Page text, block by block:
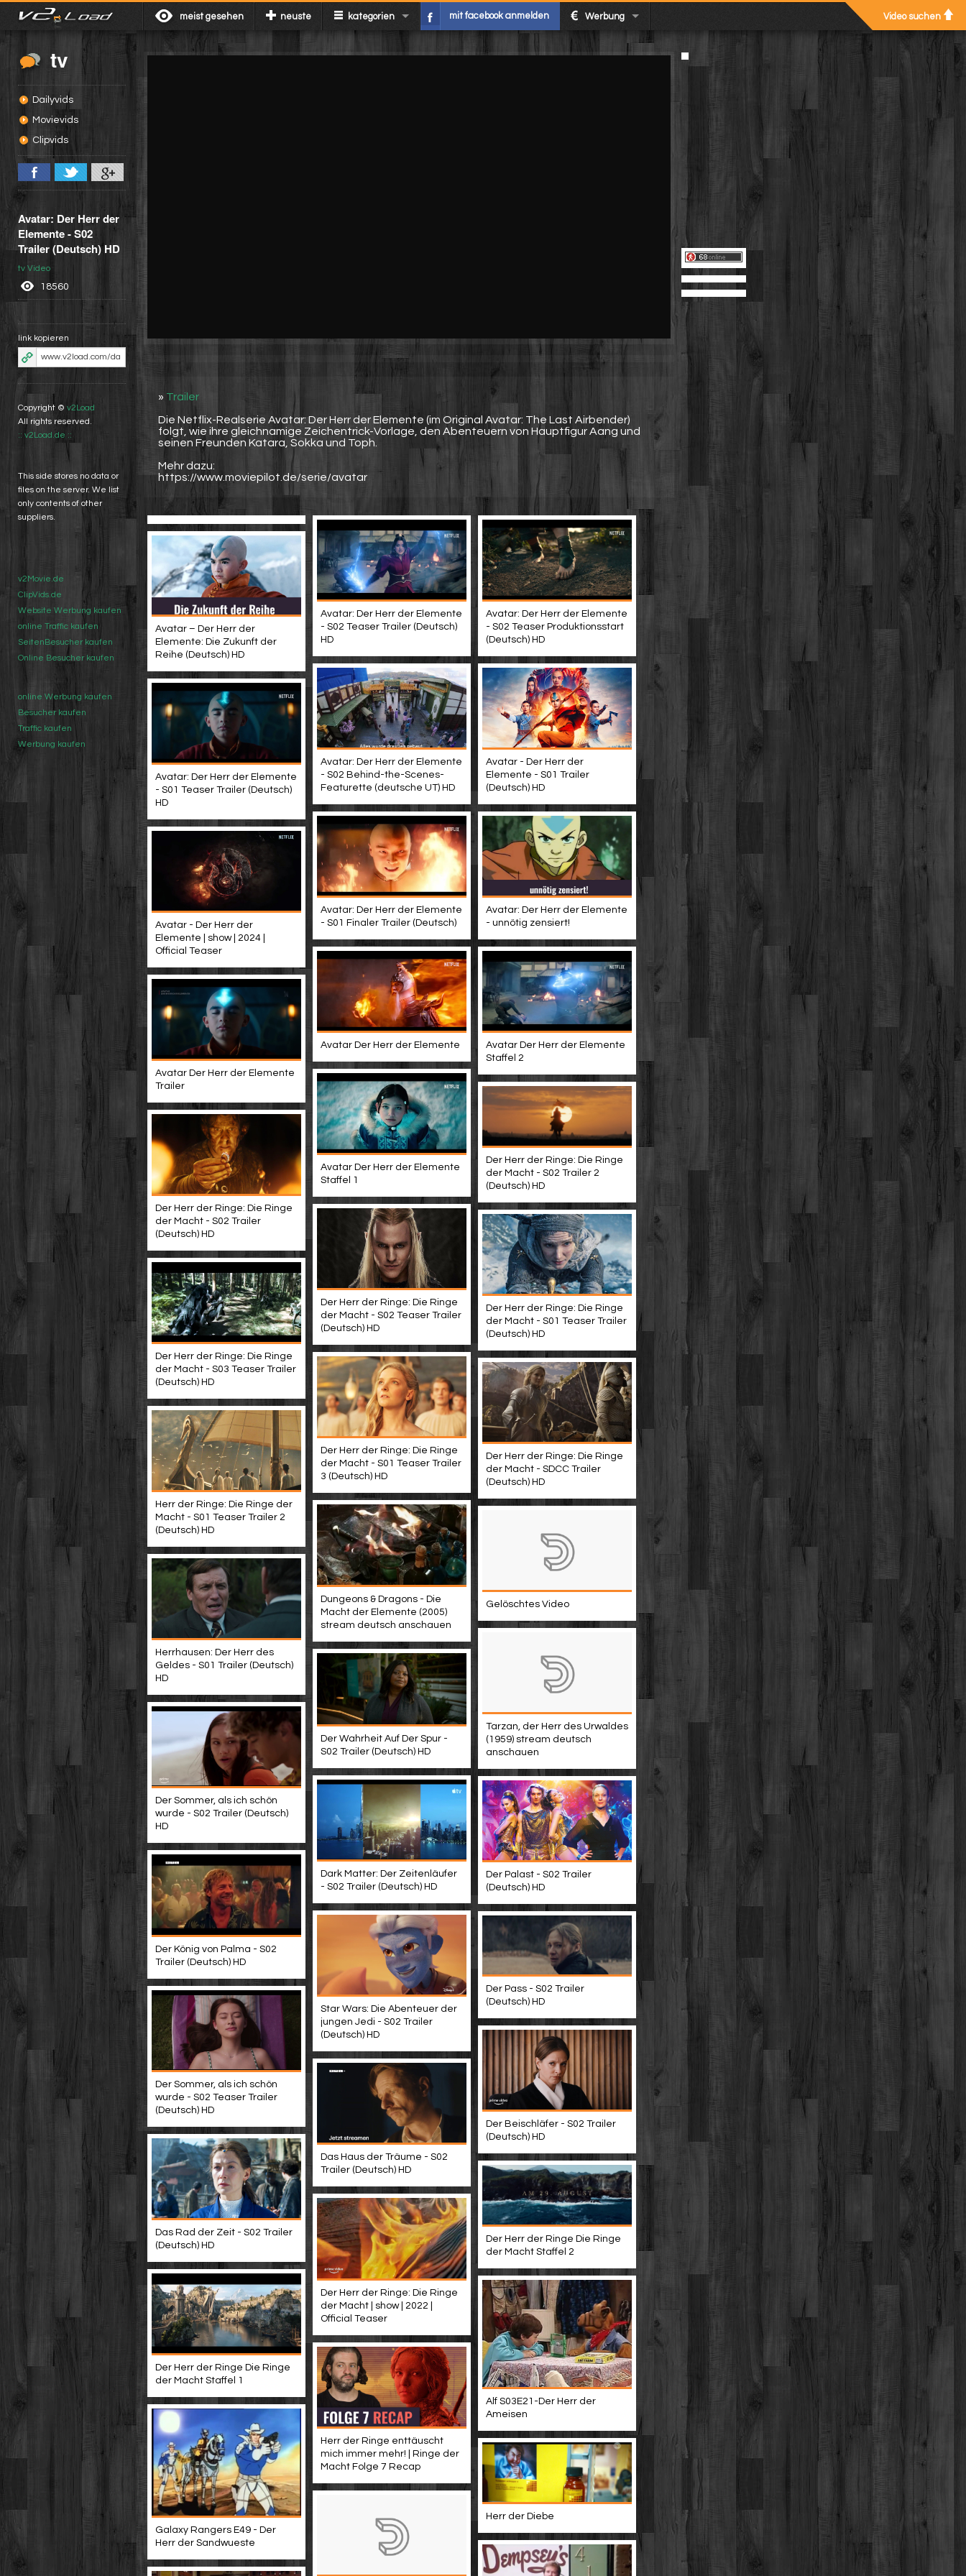
meist gesehen neuste kategorien mit facebook anmelden Werbung Video suchen
tv
Dailyvids
Movievids
Clipvids
Avatar: Der Herr der
Elemente - S02
Trailer (Deutsch) HD
tv Video
18560
link kopieren
Copyright © v2Load
All rights reserved.
:: v2Load.de ::
This side stores no data or
files on the server. We list
only contents of other
suppliers.
v2Movie.de
ClipVids.de
Website Werbung kaufen
online Traffic kaufen
SeitenBesucher kaufen
Online Besucher kaufen
online Werbung kaufen
Besucher kaufen
Traffic kaufen
Werbung kaufen
» Trailer
Die Netflix-Realserie Avatar: Der Herr der Elemente (im Original Avatar: The Last Airbender)
folgt, wie ihre gleichnamige Zeichentrick-Vorlage, den Abenteuern von Hauptfigur Aang und
seinen Freunden Katara, Sokka und Toph.
Mehr dazu:
https://www.moviepilot.de/serie/avatar
Avatar: Der Herr der Elemente
- S02 Teaser Trailer (Deutsch)
HD
Avatar: Der Herr der Elemente
- S02 Teaser Produktionsstart
(Deutsch) HD
Avatar – Der Herr der
Elemente: Die Zukunft der
Reihe (Deutsch) HD
Avatar: Der Herr der Elemente
- S02 Behind-the-Scenes-
Featurette (deutsche UT) HD
Avatar - Der Herr der
Elemente - S01 Trailer
(Deutsch) HD
Avatar: Der Herr der Elemente
- S01 Teaser Trailer (Deutsch)
HD
Avatar: Der Herr der Elemente
- S01 Finaler Trailer (Deutsch)
Avatar: Der Herr der Elemente
- unnötig zensiert!
Avatar - Der Herr der
Elemente | show | 2024 |
Official Teaser
Avatar Der Herr der Elemente
Avatar Der Herr der Elemente
Staffel 2
Avatar Der Herr der Elemente
Trailer
Avatar Der Herr der Elemente
Staffel 1
Der Herr der Ringe: Die Ringe
der Macht - S02 Trailer 2
(Deutsch) HD
Der Herr der Ringe: Die Ringe
der Macht - S02 Trailer
(Deutsch) HD
Der Herr der Ringe: Die Ringe
der Macht - S02 Teaser Trailer
(Deutsch) HD
Der Herr der Ringe: Die Ringe
der Macht - S01 Teaser Trailer
(Deutsch) HD
Der Herr der Ringe: Die Ringe
der Macht - S03 Teaser Trailer
(Deutsch) HD
Der Herr der Ringe: Die Ringe
der Macht - S01 Teaser Trailer
3 (Deutsch) HD
Der Herr der Ringe: Die Ringe
der Macht - SDCC Trailer
(Deutsch) HD
Herr der Ringe: Die Ringe der
Macht - S01 Teaser Trailer 2
(Deutsch) HD
Dungeons & Dragons - Die
Macht der Elemente (2005)
stream deutsch anschauen
Gelöschtes Video
Herrhausen: Der Herr des
Geldes - S01 Trailer (Deutsch)
HD
Tarzan, der Herr des Urwaldes
(1959) stream deutsch
anschauen
Der Wahrheit Auf Der Spur -
S02 Trailer (Deutsch) HD
Der Sommer, als ich schön
wurde - S02 Trailer (Deutsch)
HD
Dark Matter: Der Zeitenläufer
- S02 Trailer (Deutsch) HD
Der Palast - S02 Trailer
(Deutsch) HD
Der König von Palma - S02
Trailer (Deutsch) HD
Star Wars: Die Abenteuer der
jungen Jedi - S02 Trailer
(Deutsch) HD
Der Pass - S02 Trailer
(Deutsch) HD
Der Sommer, als ich schön
wurde - S02 Teaser Trailer
(Deutsch) HD
Der Beischläfer - S02 Trailer
(Deutsch) HD
Das Haus der Träume - S02
Trailer (Deutsch) HD
Das Rad der Zeit - S02 Trailer
(Deutsch) HD
Der Herr der Ringe Die Ringe
der Macht Staffel 2
Der Herr der Ringe: Die Ringe
der Macht | show | 2022 |
Official Teaser
Der Herr der Ringe Die Ringe
der Macht Staffel 1
Alf S03E21-Der Herr der
Ameisen
Herr der Ringe enttäuscht
mich immer mehr! | Ringe der
Macht Folge 7 Recap
Galaxy Rangers E49 - Der
Herr der Sandwueste
Herr der Diebe